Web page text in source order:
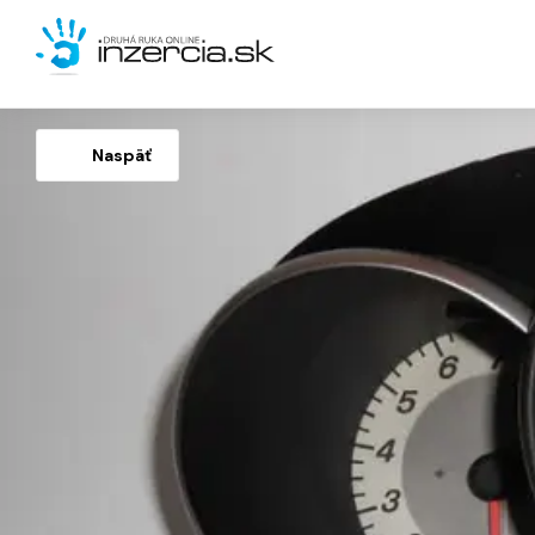
Naspäť